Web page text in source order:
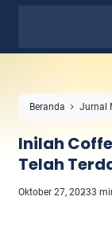
Beranda Jurnal
Inilah
Telah
Oktober 27, 20233